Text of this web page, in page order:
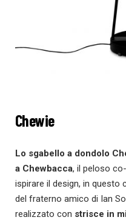
Chewie
Lo sgabello a dondolo
a Chewbacca, il peloso
ispirare il design, in questo
del fraterno amico di Ian
realizzato con strisce in